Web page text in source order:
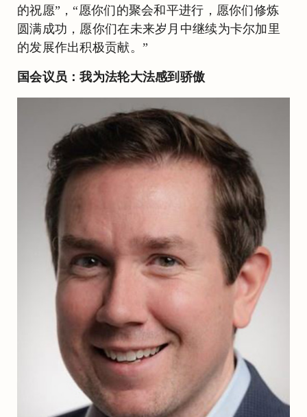
的祝愿”，“愿你们的聚会和平进行，愿你们修炼
圆满成功，愿你们在未来岁月中继续为卡尔加里
的发展作出积极贡献。”
国会议员：我为法轮大法感到骄傲